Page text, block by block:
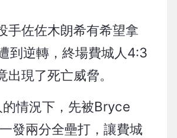
手佐佐木朗希有希望拿
到逆轉，終場費城人4:3
現了死亡威脅。
情況下，先被Bryce
發兩分全壘打，讓費城